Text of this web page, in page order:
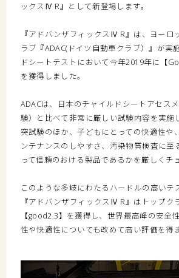
ックスⅣ R』として新登場します。
『アドバンザフィックスⅣ R』は、ヨーロ
ラブ『ADAC(ドイツ自動車クラブ）』が実
ドシートテストにおいて今年2019年に【
を獲得しました。
ADACは、日本のチャイルドシートアセス
験）と比べて非常に厳しい試験内容を実施
突試験のほか、子どもにとっての快適性や
ンテナンスのしやすさ、汚染物質検査に至
って信頼のおける製品であるかを厳しくチ
このような多岐にわたるハードルの高いテ
『アドバンザフィックスⅣ R』はトップク
【good2.3】を獲得し、世界最高峰の安全
性や快適性についても改めて高い評価を得